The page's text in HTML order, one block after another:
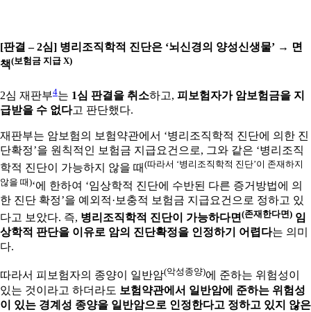
[판결 – 2심] 병리조직학적 진단은 ‘뇌신경의 양성신생물’ → 면
책(보험금 지급 X)
2심 재판부4는 1심 판결을 취소하고, 피보험자가 암보험금을 지
급받을 수 없다고 판단했다.
재판부는 암보험의 보험약관에서 ‘병리조직학적 진단에 의한 진
단확정’을 원칙적인 보험금 지급요건으로, 그와 같은 ‘병리조직
학적 진단이 가능하지 않을 때 (따라서 ‘병리조직학적 진단’이 존재하지
않을 때)‘에 한하여 ‘임상학적 진단에 수반된 다른 증거방법에 의
한 진단 확정’을 예외적·보충적 보험금 지급요건으로 정하고 있
다고 보았다. 즉, 병리조직학적 진단이 가능하다면(존재한다면) 임
상학적 판단을 이유로 암의 진단확정을 인정하기 어렵다는 의미
다.
따라서 피보험자의 종양이 일반암(악성종양)에 준하는 위험성이
있는 것이라고 하더라도 보험약관에서 일반암에 준하는 위험성
이 있는 경계성 종양을 일반암으로 인정한다고 정하고 있지 않은